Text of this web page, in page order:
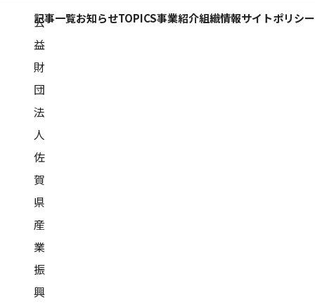
公
益
財
団
法
人
佐
賀
県
産
業
振
興
記事一覧お知らせTOPICS事業紹介組織情報サイトポリシー